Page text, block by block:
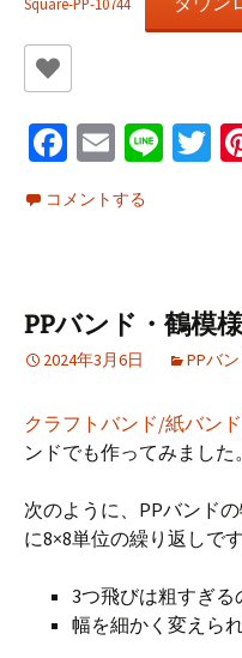
Fa
ce
b
k
E
m
ai
Li T
コメントする
PPバンド・鶴模
2024年3月6日 PPバ
クラフトバンド/紙バン
ンドでも作ってみました。
次のように、PPバンド
に8×8単位の繰り返しです
3つ飛びは粗すぎ
幅を細かく変えら